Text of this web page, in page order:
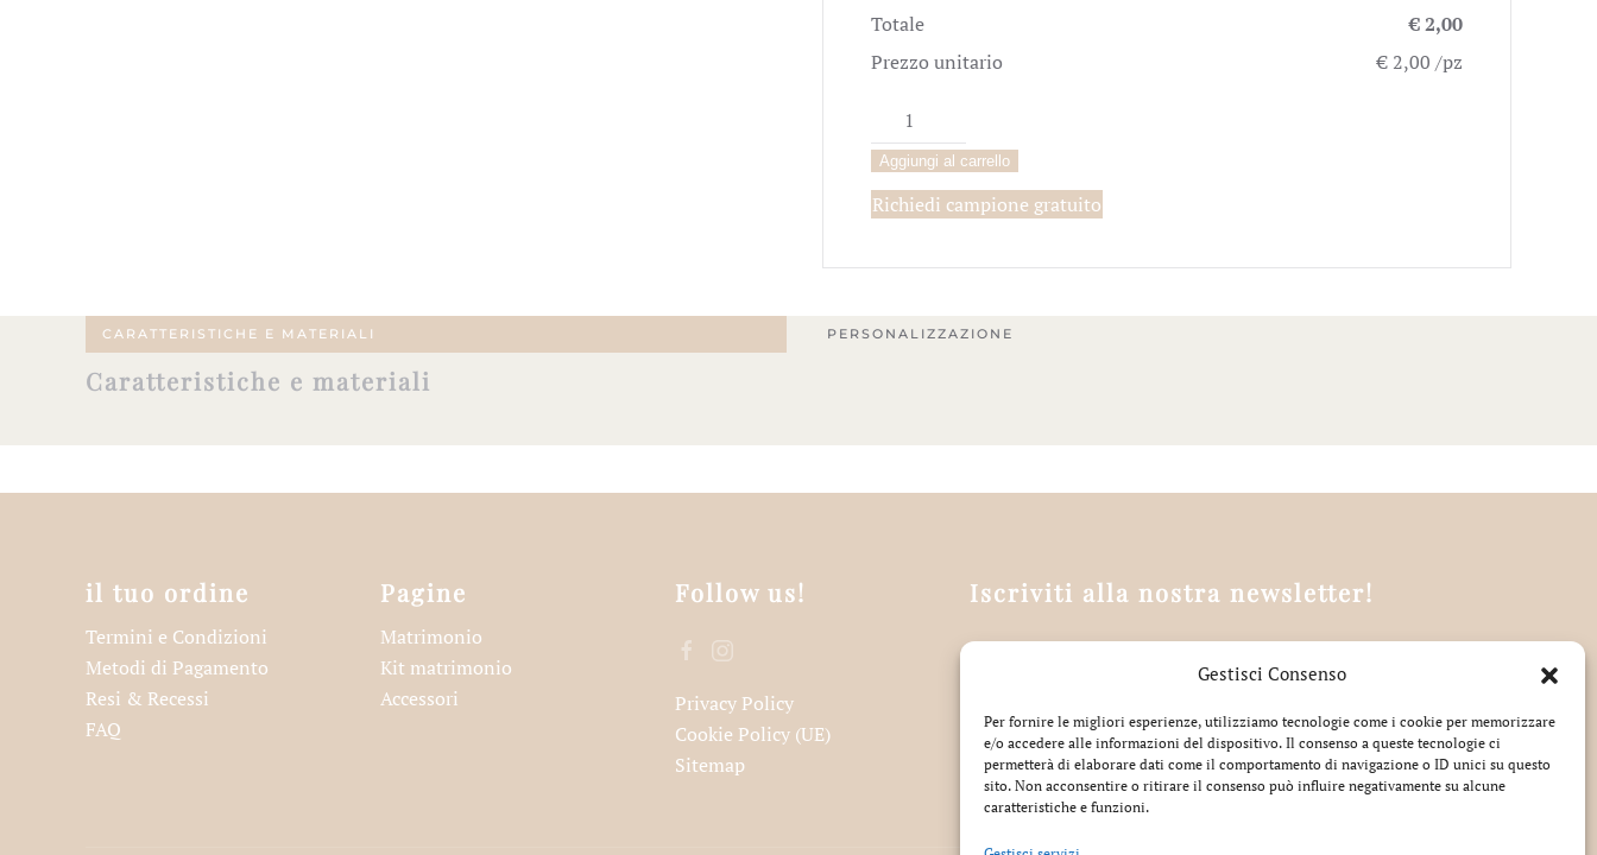
Gestisci Consenso
Per fornire le migliori esperienze, utilizziamo tecnologie come i cookie per memorizzare
e/o accedere alle informazioni del dispositivo. Il consenso a queste tecnologie ci
permetterà di elaborare dati come il comportamento di navigazione o ID unici su questo
sito. Non acconsentire o ritirare il consenso può influire negativamente su alcune
caratteristiche e funzioni.
Totale
€ 2,00
Prezzo unitario
€ 2,00 /pz
Peperoncino
quantità
Aggiungi al carrello
Richiedi campione gratuito
CARATTERISTICHE E MATERIALI PERSONALIZZAZIONE
Caratteristiche e materiali
il tuo ordine
Termini e Condizioni
Metodi di Pagamento
Resi & Recessi
FAQ
Pagine
Matrimonio
Kit matrimonio
Accessori
Follow us!
Privacy Policy
Cookie Policy (UE)
Sitemap
Iscriviti alla nostra newsletter!
Accetto la privacy